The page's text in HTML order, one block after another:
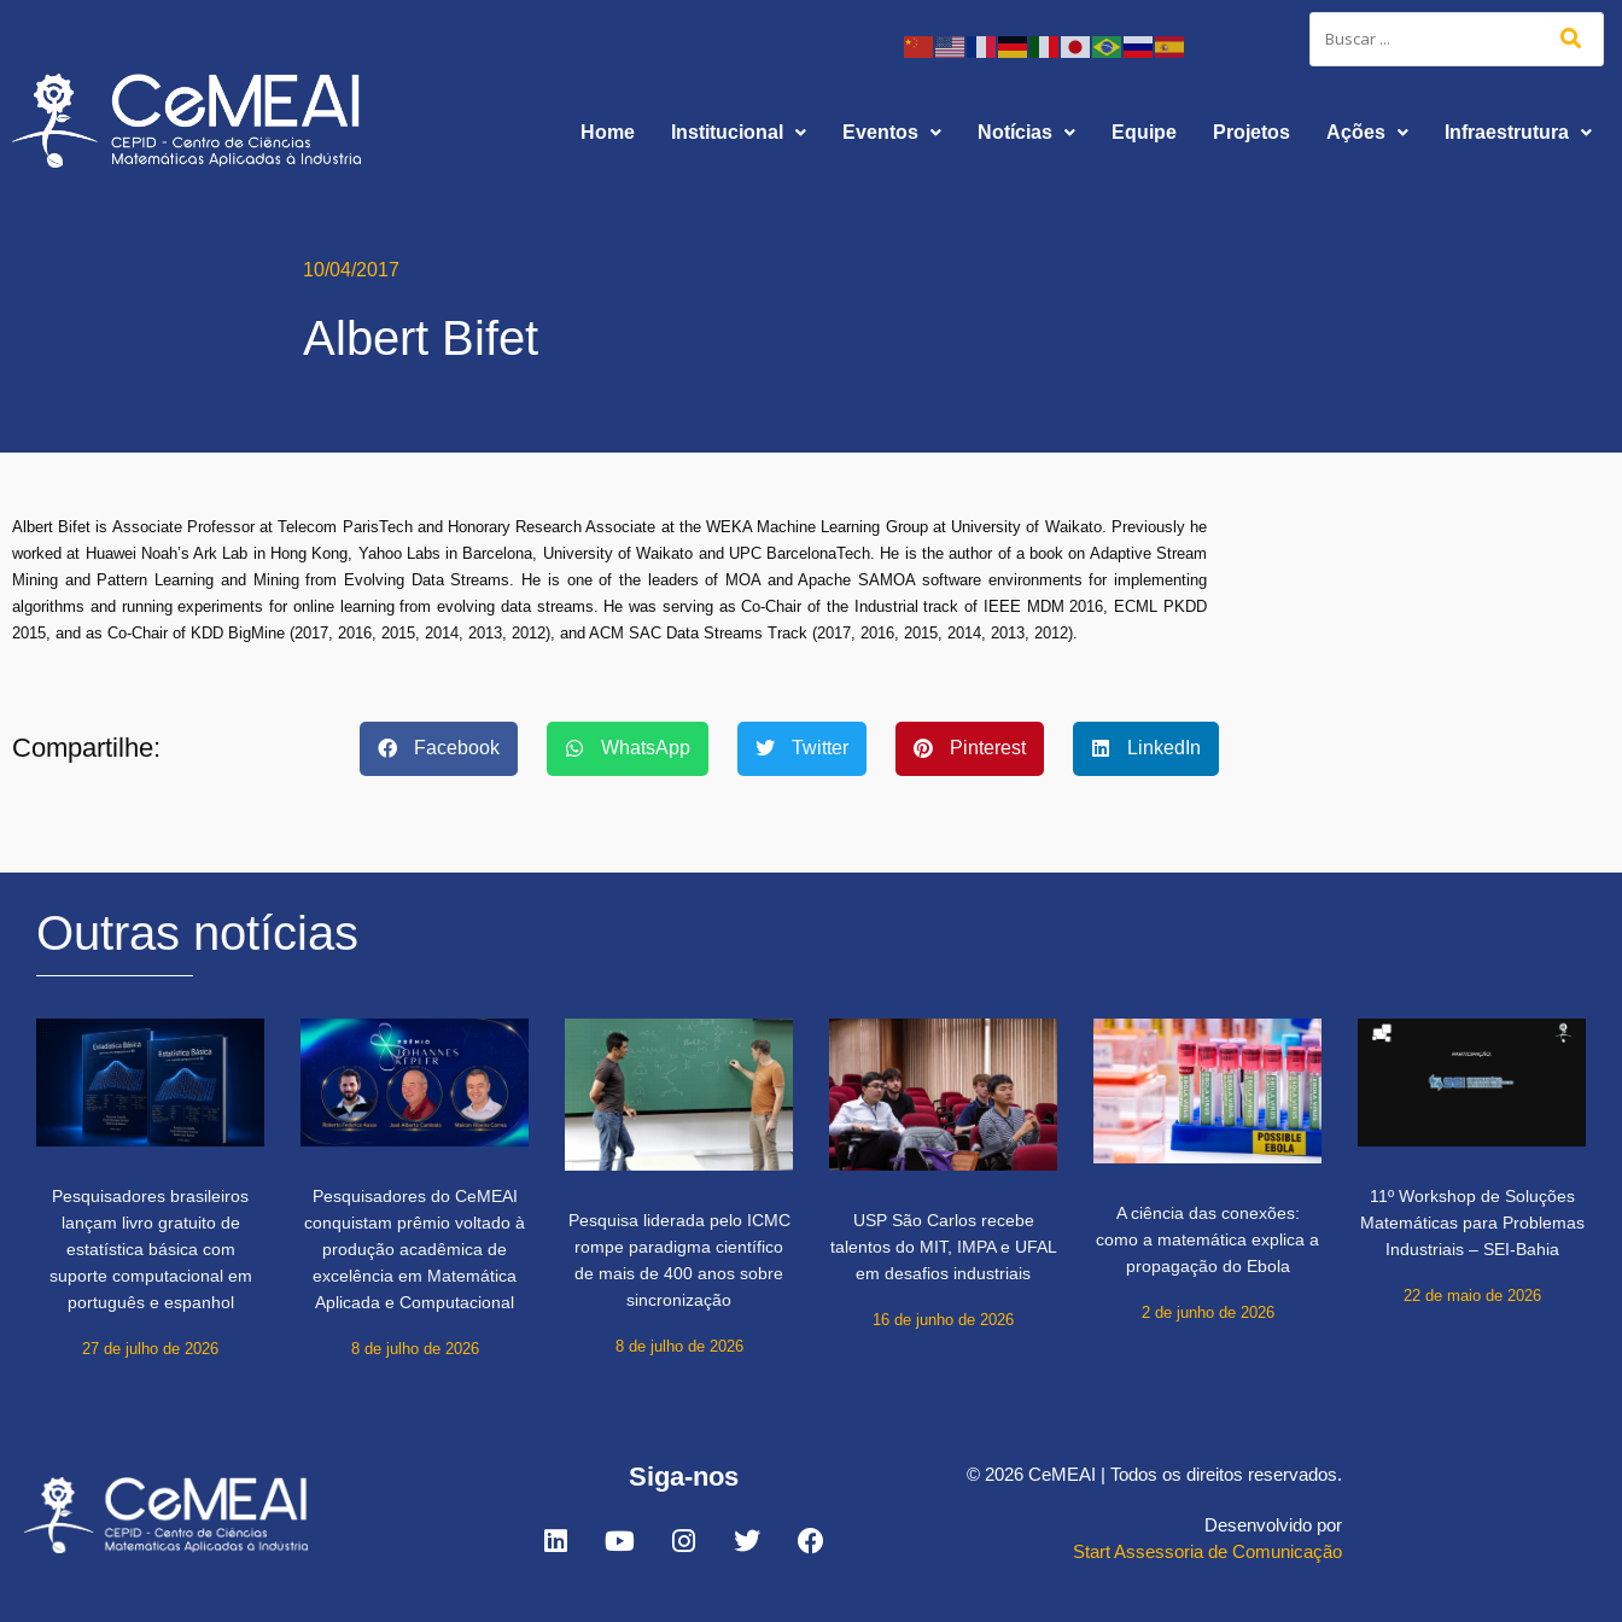
Home Institucional Eventos Notícias Equipe Projetos Ações Infraestrutura
10/04/2017
Albert Bifet
Albert Bifet is Associate Professor at Telecom ParisTech and Honorary Research Associate at the WEKA Machine Learning Group at University of Waikato. Previously he
worked at Huawei Noah’s Ark Lab in Hong Kong, Yahoo Labs in Barcelona, University of Waikato and UPC BarcelonaTech. He is the author of a book on Adaptive Stream
Mining and Pattern Learning and Mining from Evolving Data Streams. He is one of the leaders of MOA and Apache SAMOA software environments for implementing
algorithms and running experiments for online learning from evolving data streams. He was serving as Co-Chair of the Industrial track of IEEE MDM 2016, ECML PKDD
2015, and as Co-Chair of KDD BigMine (2017, 2016, 2015, 2014, 2013, 2012), and ACM SAC Data Streams Track (2017, 2016, 2015, 2014, 2013, 2012).
Compartilhe: Facebook WhatsApp Twitter Pinterest LinkedIn
Outras notícias
Pesquisadores brasileiros
lançam livro gratuito de
estatística básica com
suporte computacional em
português e espanhol
27 de julho de 2026
Pesquisadores do CeMEAI
conquistam prêmio voltado à
produção acadêmica de
excelência em Matemática
Aplicada e Computacional
8 de julho de 2026
Pesquisa liderada pelo ICMC
rompe paradigma científico
de mais de 400 anos sobre
sincronização
8 de julho de 2026
USP São Carlos recebe
talentos do MIT, IMPA e UFAL
em desafios industriais
16 de junho de 2026
A ciência das conexões:
como a matemática explica a
propagação do Ebola
2 de junho de 2026
11º Workshop de Soluções
Matemáticas para Problemas
Industriais – SEI-Bahia
22 de maio de 2026
Siga-nos © 2026 CeMEAI | Todos os direitos reservados.
Desenvolvido por
Start Assessoria de Comunicação